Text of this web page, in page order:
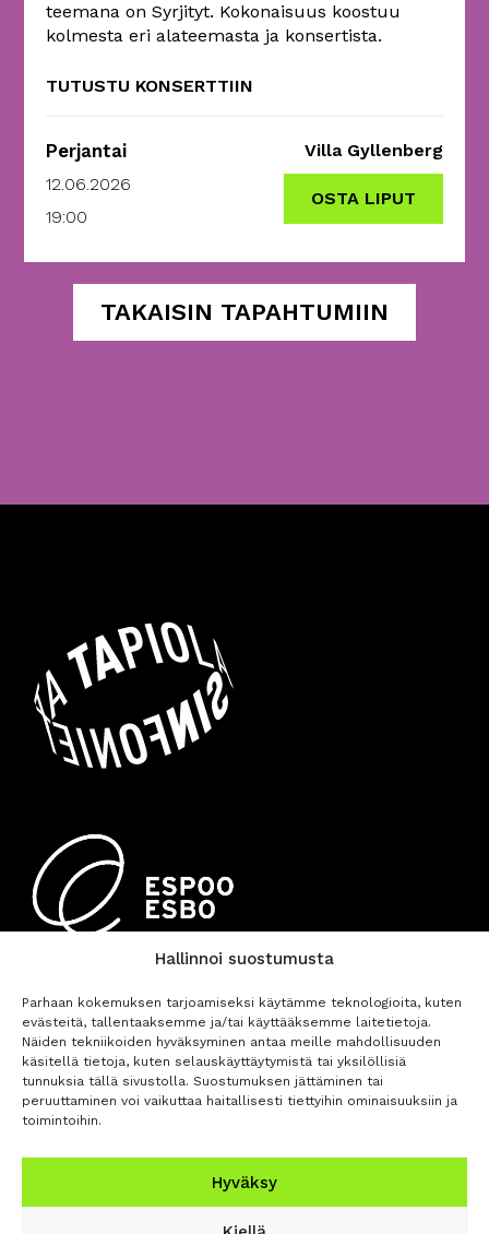
Hallinnoi suostumusta
Parhaan kokemuksen tarjoamiseksi käytämme teknologioita, kuten
evästeitä, tallentaaksemme ja/tai käyttääksemme laitetietoja.
Näiden tekniikoiden hyväksyminen antaa meille mahdollisuuden
käsitellä tietoja, kuten selauskäyttäytymistä tai yksilöllisiä
tunnuksia tällä sivustolla. Suostumuksen jättäminen tai
peruuttaminen voi vaikuttaa haitallisesti tiettyihin ominaisuuksiin ja
toimintoihin.
Hyväksy
teemana on Syrjityt. Kokonaisuus koostuu
kolmesta eri alateemasta ja konsertista.
TUTUSTU KONSERTTIIN
Perjantai
12.06.2026
19:00
Villa Gyllenberg
OSTA LIPUT
TAKAISIN TAPAHTUMIIN
Saavutettavuusseloste